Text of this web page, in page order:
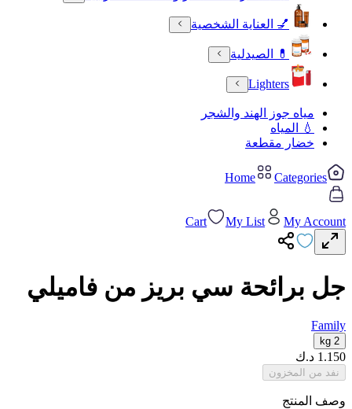
💅 العناية الشخصية
💊 الصيدلية
Lighters
مياه جوز الهند والشجر
💧 المياه
خضار مقطعة
Home Categories
Cart My List My Account
جل برائحة سي بريز من فاميلي
Family
2 kg
1.150 د.ك
نفد من المخزون
وصف المنتج